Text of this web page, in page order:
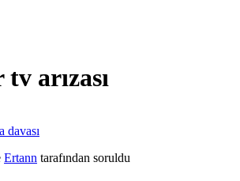
arızası
davası
Ertann tarafından soruldu